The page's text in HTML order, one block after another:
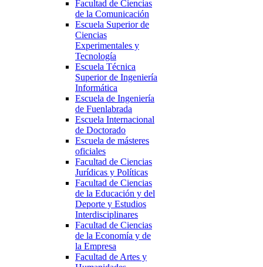
Facultad de Ciencias
de la Comunicación
Escuela Superior de
Ciencias
Experimentales y
Tecnología
Escuela Técnica
Superior de Ingeniería
Informática
Escuela de Ingeniería
de Fuenlabrada
Escuela Internacional
de Doctorado
Escuela de másteres
oficiales
Facultad de Ciencias
Jurídicas y Políticas
Facultad de Ciencias
de la Educación y del
Deporte y Estudios
Interdisciplinares
Facultad de Ciencias
de la Economía y de
la Empresa
Facultad de Artes y